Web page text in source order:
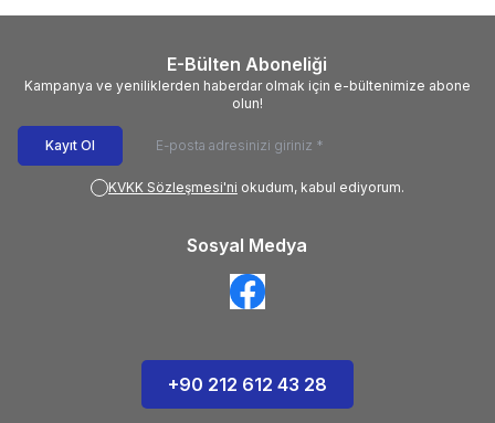
E-Bülten Aboneliği
Kampanya ve yeniliklerden haberdar olmak için e-bültenimize abone
olun!
Kayıt Ol
KVKK Sözleşmesi'ni okudum, kabul ediyorum.
Sosyal Medya
+90 212 612 43 28